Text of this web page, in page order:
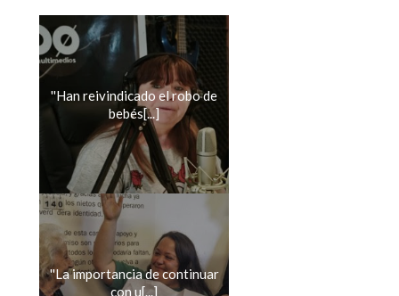
''Han reivindicado el robo de
bebés[...]
''La importancia de continuar
con u[...]